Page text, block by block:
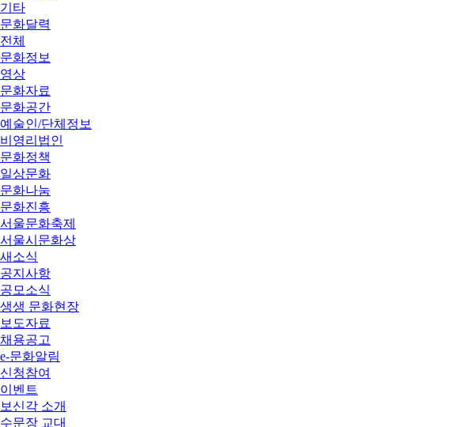
기타
문화달력
전체
문화정보
영상
문화자료
문화공간
예술인/단체정보
비영리법인
문화정책
일상문화
문화나눔
문화진흥
서울문화축제
서울시문화상
새소식
공지사항
공모소식
생생 문화현장
보도자료
채용공고
e-문화알림
신청참여
이벤트
보신각 소개
수문장 교대